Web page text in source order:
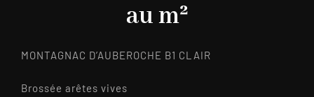
au m²
MONTAGNAC D’AUBEROCHE B1 CLAIR
Brossée arêtes vives